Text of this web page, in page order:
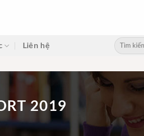
Liên hệ
Tìm
kiếm:
2019